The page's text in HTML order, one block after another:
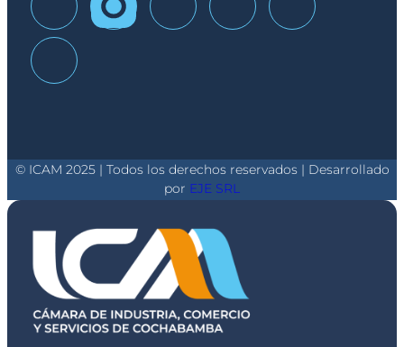
© ICAM 2025 | Todos los derechos reservados | Desarrollado
por EJE SRL